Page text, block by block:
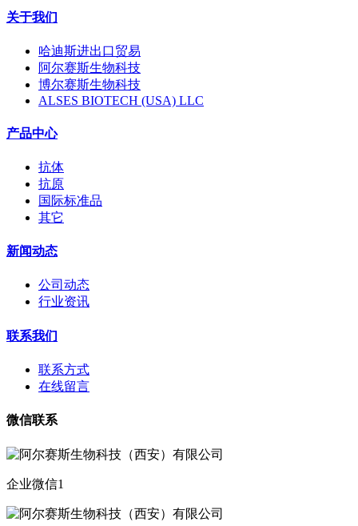
关于我们
哈迪斯进出口贸易
阿尔赛斯生物科技
博尔赛斯生物科技
ALSES BIOTECH (USA) LLC
产品中心
抗体
抗原
国际标准品
其它
新闻动态
公司动态
行业资讯
联系我们
联系方式
在线留言
微信联系
企业微信1